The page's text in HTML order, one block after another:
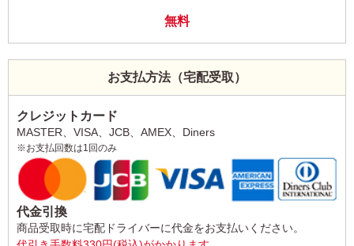
無料
お支払方法（宅配受取）
クレジットカード
MASTER、VISA、JCB、AMEX、Diners
※お支払回数は1回のみ
代金引換
商品受取時に宅配ドライバーに代金をお支払いください。